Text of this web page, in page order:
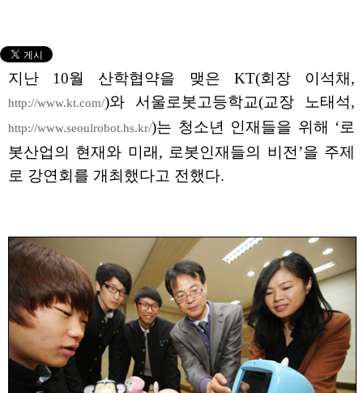
지난 10월 산학협약을 맺은 KT(회장 이석채,
http://www.kt.com/)와 서울로봇고등학교(교장 노태석,
http://www.seoulrobot.hs.kr/)는 청소년 인재들을 위해 ‘로
봇산업의 현재와 미래, 로봇인재들의 비전’을 주제
로 강연회를 개최했다고 전했다.